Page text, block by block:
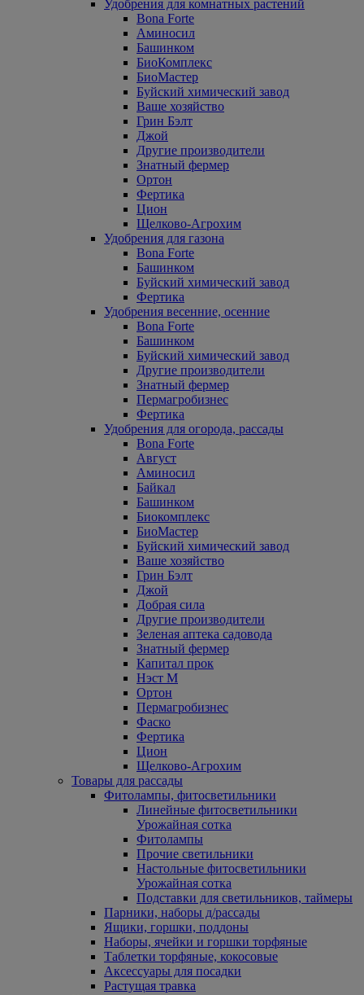
Удобрения для комнатных растений
Bona Forte
Аминосил
Башинком
БиоКомплекс
БиоМастер
Буйский химический завод
Ваше хозяйство
Грин Бэлт
Джой
Другие производители
Знатный фермер
Ортон
Фертика
Цион
Щелково-Агрохим
Удобрения для газона
Bona Forte
Башинком
Буйский химический завод
Фертика
Удобрения весенние, осенние
Bona Forte
Башинком
Буйский химический завод
Другие производители
Знатный фермер
Пермагробизнес
Фертика
Удобрения для огорода, рассады
Bona Forte
Август
Аминосил
Байкал
Башинком
Биокомплекс
БиоМастер
Буйский химический завод
Ваше хозяйство
Грин Бэлт
Джой
Добрая сила
Другие производители
Зеленая аптека садовода
Знатный фермер
Капитал прок
Нэст М
Ортон
Пермагробизнес
Фаско
Фертика
Цион
Щелково-Агрохим
Товары для рассады
Фитолампы, фитосветильники
Линейные фитосветильники
Урожайная сотка
Фитолампы
Прочие светильники
Настольные фитосветильники
Урожайная сотка
Подставки для светильников, таймеры
Парники, наборы д/рассады
Ящики, горшки, поддоны
Наборы, ячейки и горшки торфяные
Таблетки торфяные, кокосовые
Аксессуары для посадки
Растущая травка